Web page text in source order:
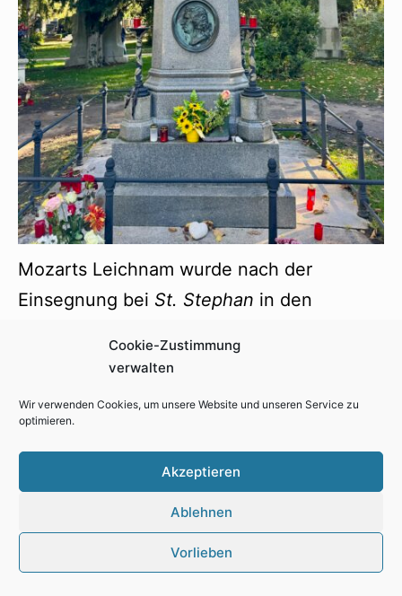
Cookie-Zustimmung
verwalten
Wir verwenden Cookies, um unsere Website und unseren Service zu
optimieren.
Akzeptieren
Ablehnen
Vorlieben
Mozarts Leichnam wurde nach der
Einsegnung bei St. Stephan in den
den vor der Stadt liegenden St. Marxer
erfolgte entweder noch in den
Nachtstunden oder, wahrscheinlicher, erst
am Vormittag des nächsten Tages in einem
„allgemeinen einfachen Grab“. Das Grab
hatte eine Bestandsdauer von zehn Jahren
und wurde danach neu belegt. Die